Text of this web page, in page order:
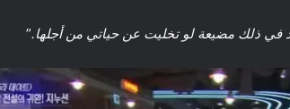
في ذلك مضيعة لو تخليت عن حياتي من أجلها.”